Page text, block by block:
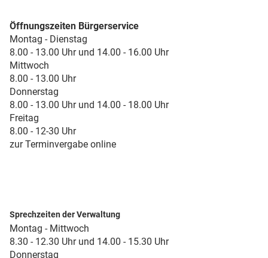
Öffnungszeiten Bürgerservice
Montag - Dienstag
8.00 - 13.00 Uhr und 14.00 - 16.00 Uhr
Mittwoch
8.00 - 13.00 Uhr
Donnerstag
8.00 - 13.00 Uhr und 14.00 - 18.00 Uhr
Freitag
8.00 - 12-30 Uhr
zur Terminvergabe online
Sprechzeiten der Verwaltung
Montag - Mittwoch
8.30 - 12.30 Uhr und 14.00 - 15.30 Uhr
Donnerstag